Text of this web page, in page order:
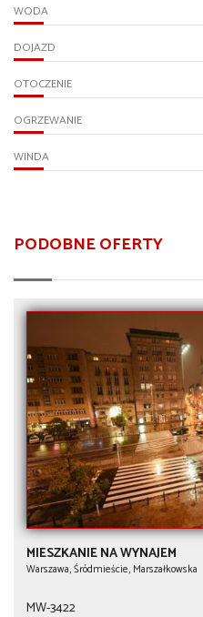
WODA
DOJAZD
OTOCZENIE
OGRZEWANIE
WINDA
PODOBNE OFERTY
MIESZKANIE NA WYNAJEM
Warszawa, Śródmieście, Marszałkowska
MW-3422